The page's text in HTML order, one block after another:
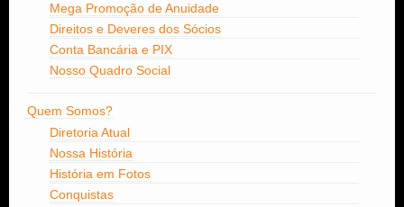
Mega Promoção de Anuidade
Direitos e Deveres dos Sócios
Conta Bancária e PIX
Nosso Quadro Social
Quem Somos?
Diretoria Atual
Nossa História
História em Fotos
Conquistas